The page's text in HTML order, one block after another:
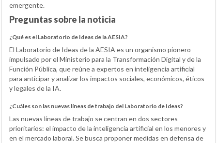
emergente.
Preguntas sobre la noticia
¿Qué es el Laboratorio de Ideas de la AESIA?
El Laboratorio de Ideas de la AESIA es un organismo pionero
impulsado por el Ministerio para la Transformación Digital y de la
Función Pública, que reúne a expertos en inteligencia artificial
para anticipar y analizar los impactos sociales, económicos, éticos
y legales de la IA.
¿Cuáles son las nuevas líneas de trabajo del Laboratorio de Ideas?
Las nuevas líneas de trabajo se centran en dos sectores
prioritarios: el impacto de la inteligencia artificial en los menores y
en el mercado laboral. Se busca proponer medidas en defensa de